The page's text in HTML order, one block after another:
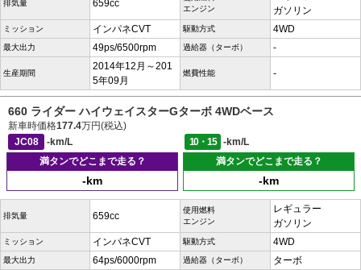
排気量 659cc
エンジン
ガソリン
ミッション インパネCVT 駆動方式 4WD
最大出力 49ps/6500rpm 過給器（ターボ） -
生産期間
2014年12月～201
5年09月
燃費性能 -
660 ライダー ハイウェイスターGターボ 4WDベース
新車時価格177.4万円(税込)
JC08
-km/L 10・15
-km/L
満タンでどこまで走る？
-km
満タンでどこまで走る？
-km
排気量 659cc
使用燃料
エンジン
レギュラー
ガソリン
ミッション インパネCVT 駆動方式 4WD
最大出力 64ps/6000rpm 過給器（ターボ） ターボ